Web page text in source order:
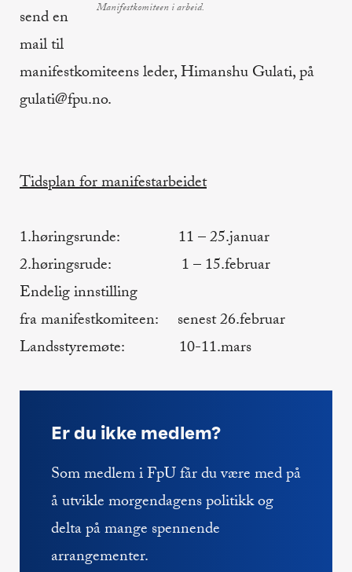
Manifestkomiteen i arbeid.
send en
mail til
manifestkomiteens leder, Himanshu Gulati, på
gulati@fpu.no.
Tidsplan for manifestarbeidet
1.høringsrunde: 11 – 25.januar
2.høringsrude: 1 – 15.februar
Endelig innstilling
fra manifestkomiteen: senest 26.februar
Landsstyremøte: 10-11.mars
Er du ikke medlem?
Som medlem i FpU får du være med på
å utvikle morgendagens politikk og
delta på mange spennende
arrangementer.